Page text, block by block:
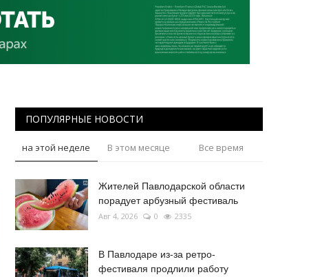
ПОПУЛЯРНЫЕ НОВОСТИ
на этой неделе В этом месяце Все время
Жителей Павлодарской области
порадует арбузный фестиваль
Авг 4, 2026 0 2335
В Павлодаре из-за ретро-
фестиваля продлили работу